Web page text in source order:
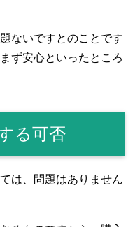
ないですとのことです
ず安心といったところ
る可否
は、問題はありません